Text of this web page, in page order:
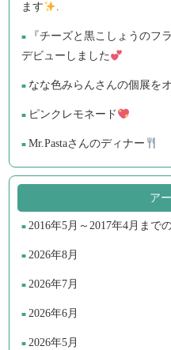
ます
.
『チーズと黒こしょうのフ
デビューしました
なな色みらんさんの個展を
ピンクレモネード
Mr.Pastaさんのディナー
ア
2016年5月～2017年4月まで
2026年8月
2026年7月
2026年6月
2026年5月